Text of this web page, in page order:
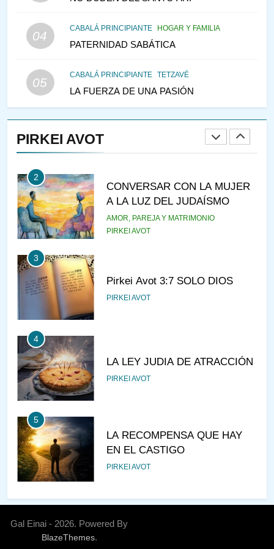
04
CABALÁ PRINCIPIANTE HOGAR Y FAMILIA
PATERNIDAD SABÁTICA
05
CABALÁ PRINCIPIANTE TETZAVÉ
LA FUERZA DE UNA PASIÓN
PIRKEI AVOT
VEAMOS ¿POR QUÉ
IEHOSHÚA? Y LA QUEJA DE
1
RAZI ¿QUIÉN ES SABIO?
2
CONVERSAR CON LA MUJER
A LA LUZ DEL JUDAÍSMO
AMOR, PAREJA Y MATRIMONIO
PIRKEI AVOT
3
Pirkei Avot 3:7 SOLO DIOS
PIRKEI AVOT
4
LA LEY JUDIA DE ATRACCIÓN
PIRKEI AVOT
5
LA RECOMPENSA QUE HAY
EN EL CASTIGO
PIRKEI AVOT
6
¿DE DÓNDE VIENES?
Gal Einai - 2026. Powered By
BlazeThemes.